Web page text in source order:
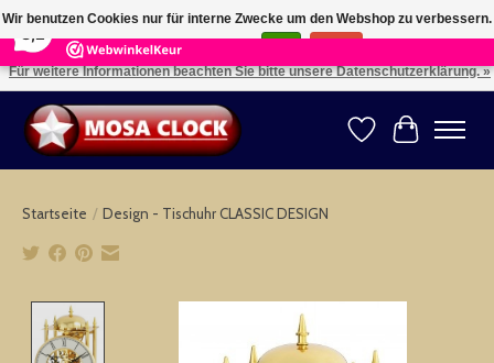
164 Reviews ×
Kies uw taal: NL -- Wählen Sie ihre Sprache: DE -- Choose your language: EN ⇓ ⇒
Wunschzettel
Ihr
Startseite / Design - Tischuhr CLASSIC DESIGN
Product image slideshow Items
Wir benutzen Cookies nur für interne Zwecke um den Webshop zu verbessern.
Ist das in Ordnung?
Für weitere Informationen beachten Sie bitte unsere Datenschutzerklärung. »